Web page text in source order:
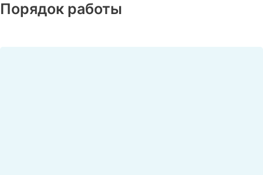
Перейти
Порядок работы